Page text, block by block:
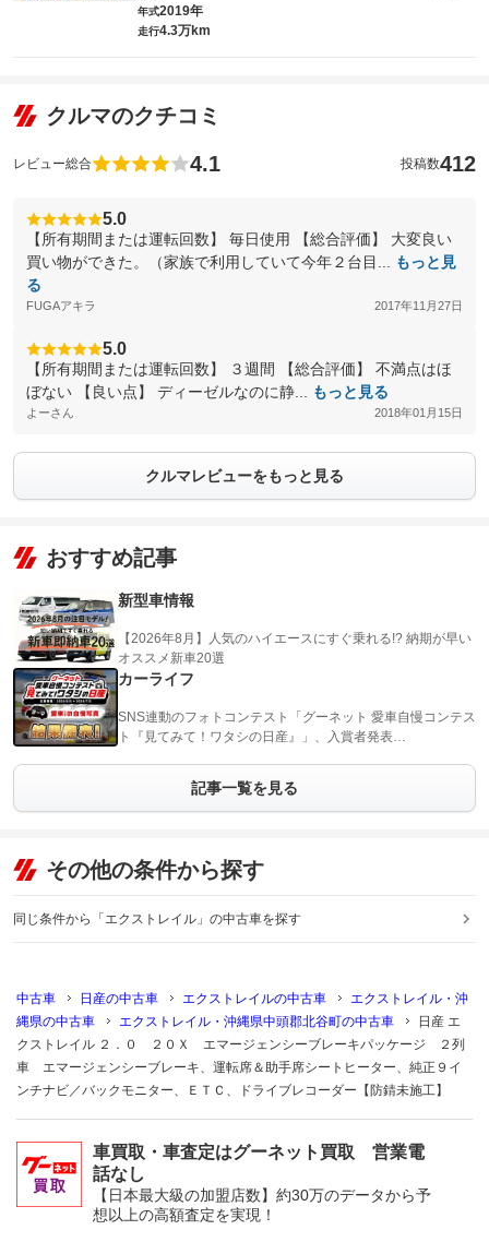
年式2019年
走行4.3万km
クルマのクチコミ
レビュー総合 4.1 投稿数412
5.0
【所有期間または運転回数】 毎日使用 【総合評価】 大変良い
買い物ができた。（家族で利用していて今年２台目...
もっと見
る
FUGAアキラ 2017年11月27日
5.0
【所有期間または運転回数】 ３週間 【総合評価】 不満点はほ
ぼない 【良い点】 ディーゼルなのに静...
もっと見る
よーさん 2018年01月15日
クルマレビューをもっと見る
おすすめ記事
新型車情報
【2026年8月】人気のハイエースにすぐ乗れる!? 納期が早い
オススメ新車20選
カーライフ
SNS連動のフォトコンテスト「グーネット 愛車自慢コンテス
ト『見てみて！ワタシの日産』」、入賞者発表…
記事一覧を見る
その他の条件から探す
同じ条件から「エクストレイル」の中古車を探す
中古車 日産の中古車 エクストレイルの中古車
エクストレイル・沖
縄県の中古車
エクストレイル・沖縄県中頭郡北谷町の中古車
日産 エ
クストレイル ２．０ ２０Ｘ エマージェンシーブレーキパッケージ ２列
車 エマージェンシーブレーキ、運転席＆助手席シートヒーター、純正９イ
ンチナビ／バックモニター、ＥＴＣ、ドライブレコーダー【防錆未施工】
車買取・車査定はグーネット買取 営業電
話なし
【日本最大級の加盟店数】約30万のデータから予
想以上の高額査定を実現！